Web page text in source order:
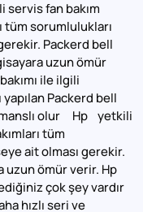
fan bakım
sorumlulukları
Packerd bell
uzun ömür
ile ilgili
Packerd bell
olur Hp yetkili
tüm
ait olması gerekir.
uzun ömür verir. Hp
çok şey vardır
hızlı seri ve